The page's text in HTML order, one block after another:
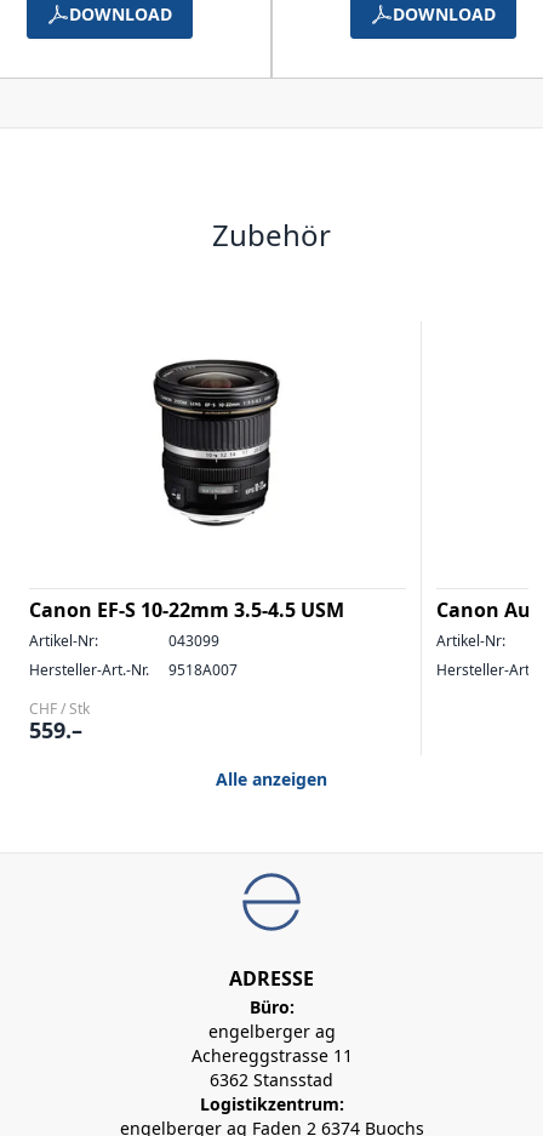
DOWNLOAD
DOWNLOAD
Zubehör
Canon EF-S 10-22mm 3.5-4.5 USM
Artikel-Nr:
043099
Hersteller-Art.-Nr.
9518A007
CHF / Stk
559.–
Canon
Artikel-Nr:
Hersteller-Art.-
Alle anzeigen
ADRESSE
Büro:
engelberger ag
Achereggstrasse 11
6362 Stansstad
Logistikzentrum:
engelberger ag Faden 2 6374 Buochs